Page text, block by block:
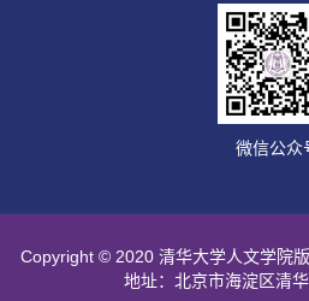
微信公众
Copyright © 2020 清华大学人文学院
地址：北京市海淀区清